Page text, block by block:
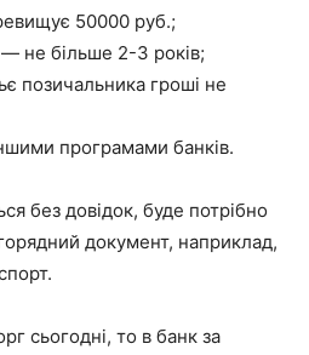
50000 руб.;
не більше 2-3 років;
позичальника гроші не
програмами банків.
без довідок, буде потрібно
документ, наприклад,
сьогодні, то в банк за